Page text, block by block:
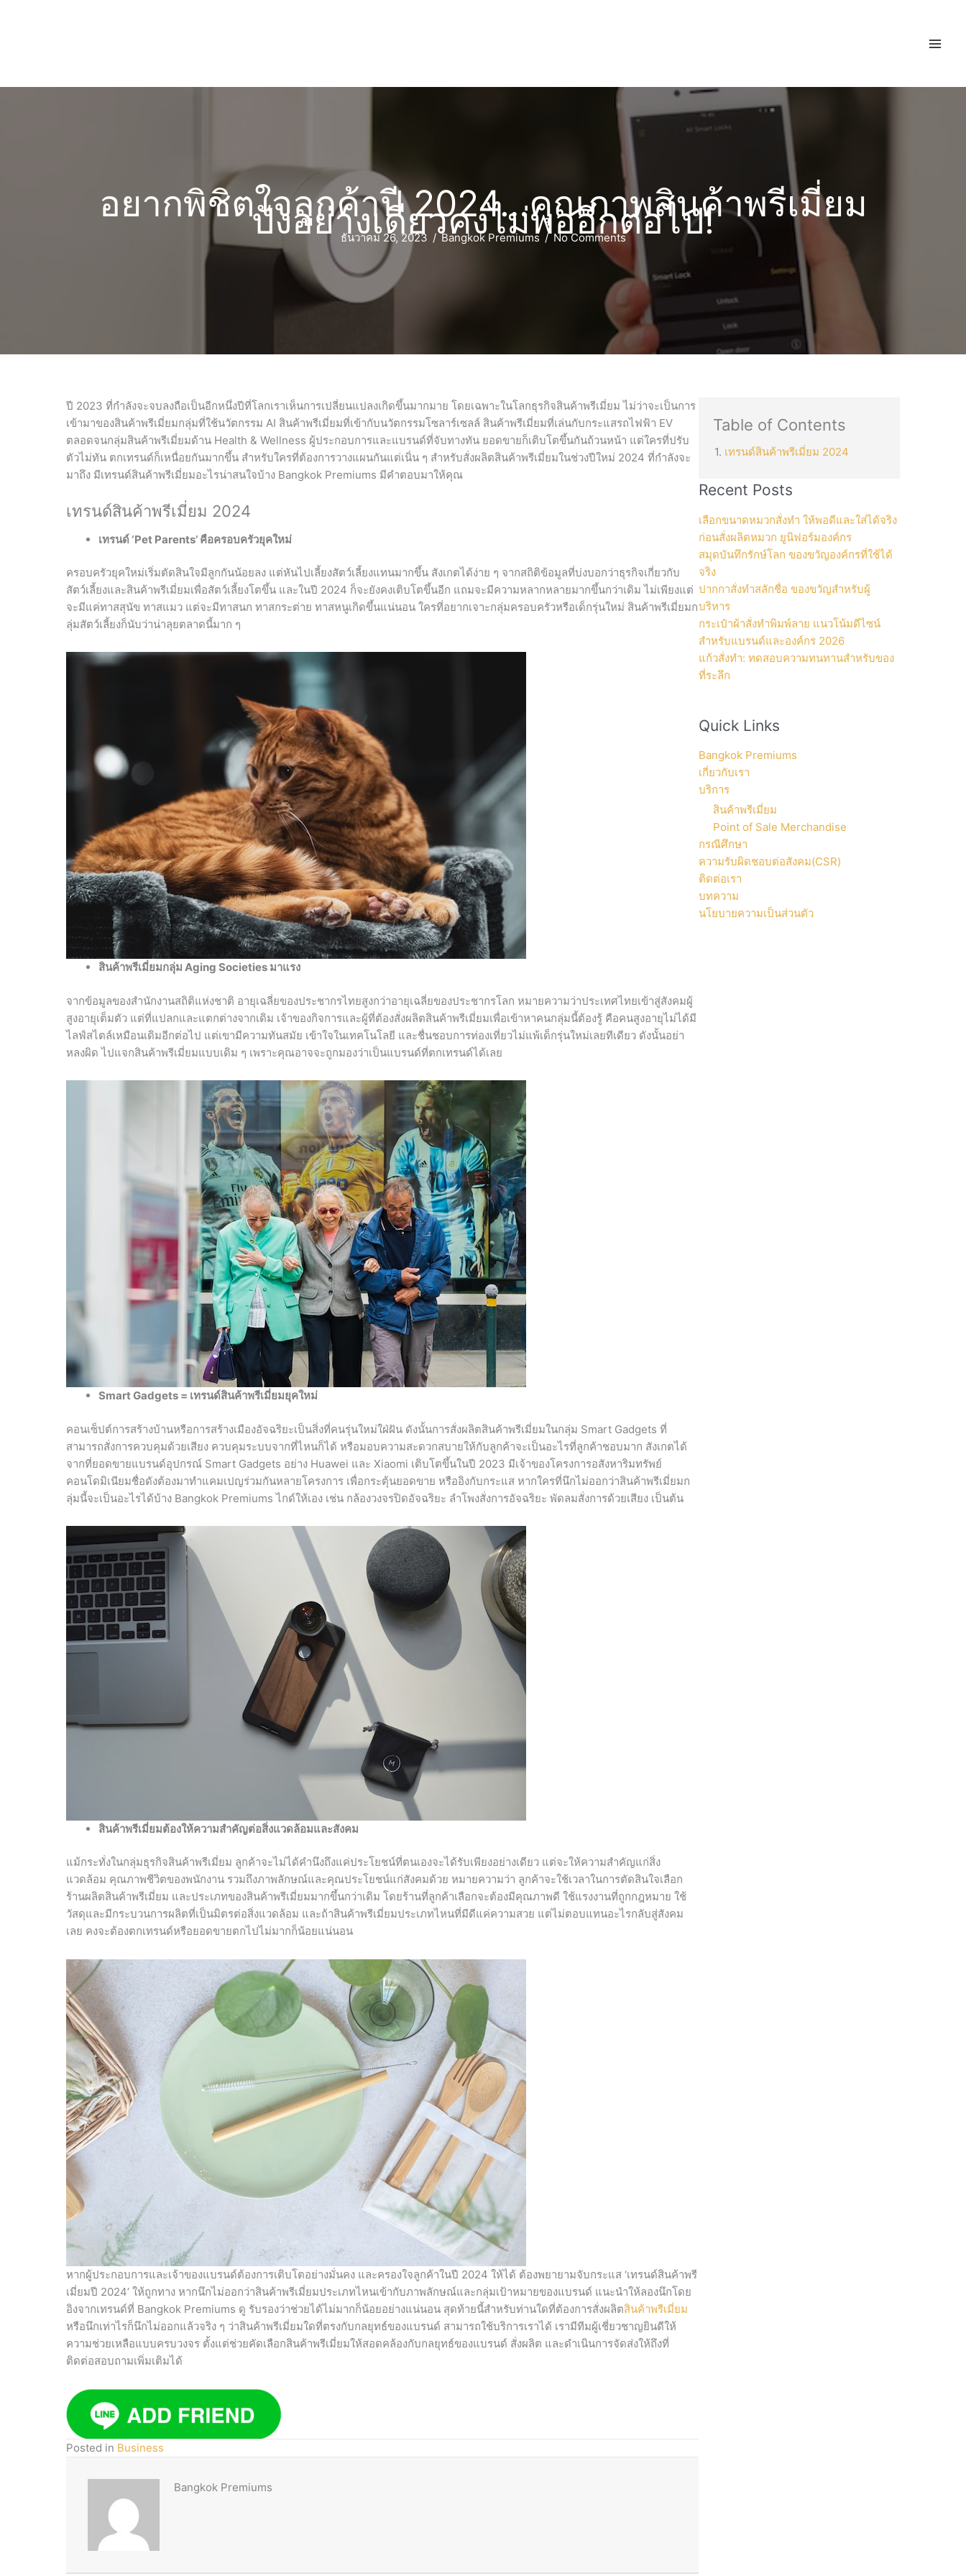
อยากพิชิตใจลูกค้าปี 2024…คุณภาพสินค้าพรีเมี่ยม
ปังอย่างเดียวคงไม่พออีกต่อไป!
ธันวาคม 26, 2023 /Bangkok Premiums / No Comments
ปี 2023 ที่กำลังจะจบลงถือเป็นอีกหนึ่งปีที่โลกเราเห็นการเปลี่ยนแปลงเกิดขึ้นมากมาย โดยเฉพาะในโลกธุรกิจสินค้าพรีเมี่ยม ไม่ว่าจะเป็นการ
เข้ามาของสินค้าพรีเมี่ยมกลุ่มที่ใช้นวัตกรรม AI สินค้าพรีเมี่ยมที่เข้ากับนวัตกรรมโซลาร์เซลล์ สินค้าพรีเมี่ยมที่เล่นกับกระแสรถไฟฟ้า EV
ตลอดจนกลุ่มสินค้าพรีเมี่ยมด้าน Health & Wellness ผู้ประกอบการและแบรนด์ที่จับทางทัน ยอดขายก็เติบโตขึ้นกันถ้วนหน้า แต่ใครที่ปรับ
ตัวไม่ทัน ตกเทรนด์ก็เหนื่อยกันมากขึ้น สำหรับใครที่ต้องการวางแผนกันแต่เนิ่น ๆ สำหรับสั่งผลิตสินค้าพรีเมี่ยมในช่วงปีใหม่ 2024 ที่กำลังจะ
มาถึง มีเทรนด์สินค้าพรีเมี่ยมอะไรน่าสนใจบ้าง Bangkok Premiums มีคำตอบมาให้คุณ
เทรนด์สินค้าพรีเมี่ยม 2024
เทรนด์ ‘Pet Parents’ คือครอบครัวยุคใหม่
ครอบครัวยุคใหม่เริ่มตัดสินใจมีลูกกันน้อยลง แต่หันไปเลี้ยงสัตว์เลี้ยงแทนมากขึ้น สังเกตได้ง่าย ๆ จากสถิติข้อมูลที่บ่งบอกว่าธุรกิจเกี่ยวกับ
สัตว์เลี้ยงและสินค้าพรีเมี่ยมเพื่อสัตว์เลี้ยงโตขึ้น และในปี 2024 ก็จะยังคงเติบโตขึ้นอีก แถมจะมีความหลากหลายมากขึ้นกว่าเดิม ไม่เพียงแต่
จะมีแค่ทาสสุนัข ทาสแมว แต่จะมีทาสนก ทาสกระต่าย ทาสหนูเกิดขึ้นแน่นอน ใครที่อยากเจาะกลุ่มครอบครัวหรือเด็กรุ่นใหม่ สินค้าพรีเมี่ยมก
ลุ่มสัตว์เลี้ยงก็นับว่าน่าลุยตลาดนี้มาก ๆ
สินค้าพรีเมี่ยมกลุ่ม Aging Societies มาแรง
จากข้อมูลของสำนักงานสถิติแห่งชาติ อายุเฉลี่ยของประชากรไทยสูงกว่าอายุเฉลี่ยของประชากรโลก หมายความว่าประเทศไทยเข้าสู่สังคมผู้
สูงอายุเต็มตัว แต่ที่แปลกและแตกต่างจากเดิม เจ้าของกิจการและผู้ที่ต้องสั่งผลิตสินค้าพรีเมี่ยมเพื่อเข้าหาคนกลุ่มนี้ต้องรู้ คือคนสูงอายุไม่ได้มี
ไลฟ์สไตล์เหมือนเดิมอีกต่อไป แต่เขามีความทันสมัย เข้าใจในเทคโนโลยี และชื่นชอบการท่องเที่ยวไม่แพ้เด็กรุ่นใหม่เลยทีเดียว ดังนั้นอย่า
หลงผิด ไปแจกสินค้าพรีเมี่ยมแบบเดิม ๆ เพราะคุณอาจจะถูกมองว่าเป็นแบรนด์ที่ตกเทรนด์ได้เลย
Smart Gadgets = เทรนด์สินค้าพรีเมี่ยมยุคใหม่
คอนเซ็ปต์การสร้างบ้านหรือการสร้างเมืองอัจฉริยะเป็นสิ่งที่คนรุ่นใหม่ใฝ่ฝัน ดังนั้นการสั่งผลิตสินค้าพรีเมี่ยมในกลุ่ม Smart Gadgets ที่
สามารถสั่งการควบคุมด้วยเสียง ควบคุมระบบจากที่ไหนก็ได้ หรือมอบความสะดวกสบายให้กับลูกค้าจะเป็นอะไรที่ลูกค้าชอบมาก สังเกตได้
จากที่ยอดขายแบรนด์อุปกรณ์ Smart Gadgets อย่าง Huawei และ Xiaomi เติบโตขึ้นในปี 2023 มีเจ้าของโครงการอสังหาริมทรัพย์
คอนโดมิเนียมชื่อดังต้องมาทำแคมเปญร่วมกันหลายโครงการ เพื่อกระตุ้นยอดขาย หรืออิงกับกระแส หากใครที่นึกไม่ออกว่าสินค้าพรีเมี่ยมก
ลุ่มนี้จะเป็นอะไรได้บ้าง Bangkok Premiums ไกด์ให้เอง เช่น กล้องวงจรปิดอัจฉริยะ ลำโพงสั่งการอัจฉริยะ พัดลมสั่งการด้วยเสียง เป็นต้น
สินค้าพรีเมี่ยมต้องให้ความสำคัญต่อสิ่งแวดล้อมและสังคม
แม้กระทั่งในกลุ่มธุรกิจสินค้าพรีเมี่ยม ลูกค้าจะไม่ได้คำนึงถึงแค่ประโยชน์ที่ตนเองจะได้รับเพียงอย่างเดียว แต่จะให้ความสำคัญแก่สิ่ง
แวดล้อม คุณภาพชีวิตของพนักงาน รวมถึงภาพลักษณ์และคุณประโยชน์แก่สังคมด้วย หมายความว่า ลูกค้าจะใช้เวลาในการตัดสินใจเลือก
ร้านผลิตสินค้าพรีเมี่ยม และประเภทของสินค้าพรีเมี่ยมมากขึ้นกว่าเดิม โดยร้านที่ลูกค้าเลือกจะต้องมีคุณภาพดี ใช้แรงงานที่ถูกกฎหมาย ใช้
วัสดุและมีกระบวนการผลิตที่เป็นมิตรต่อสิ่งแวดล้อม และถ้าสินค้าพรีเมี่ยมประเภทไหนที่มีดีแค่ความสวย แต่ไม่ตอบแทนอะไรกลับสู่สังคม
เลย คงจะต้องตกเทรนด์หรือยอดขายตกไปไม่มากก็น้อยแน่นอน
หากผู้ประกอบการและเจ้าของแบรนด์ต้องการเติบโตอย่างมั่นคง และครองใจลูกค้าในปี 2024 ให้ได้ ต้องพยายามจับกระแส ‘เทรนด์สินค้าพรี
เมี่ยมปี 2024’ ให้ถูกทาง หากนึกไม่ออกว่าสินค้าพรีเมี่ยมประเภทไหนเข้ากับภาพลักษณ์และกลุ่มเป้าหมายของแบรนด์ แนะนำให้ลองนึกโดย
อิงจากเทรนด์ที่ Bangkok Premiums ดู รับรองว่าช่วยได้ไม่มากก็น้อยอย่างแน่นอน สุดท้ายนี้สำหรับท่านใดที่ต้องการสั่งผลิตสินค้าพรีเมี่ยม
หรือนึกเท่าไรก็นึกไม่ออกแล้วจริง ๆ ว่าสินค้าพรีเมี่ยมใดที่ตรงกับกลยุทธ์ของแบรนด์ สามารถใช้บริการเราได้ เรามีทีมผู้เชี่ยวชาญยินดีให้
ความช่วยเหลือแบบครบวงจร ตั้งแต่ช่วยคัดเลือกสินค้าพรีเมี่ยมให้สอดคล้องกับกลยุทธ์ของแบรนด์ สั่งผลิต และดำเนินการจัดส่งให้ถึงที่
ติดต่อสอบถามเพิ่มเติมได้
Posted in Business
Bangkok Premiums
Table of Contents
เทรนด์สินค้าพรีเมี่ยม 2024
Recent Posts
เลือกขนาดหมวกสั่งทำ ให้พอดีและใส่ได้จริง
ก่อนสั่งผลิตหมวก ยูนิฟอร์มองค์กร
สมุดบันทึกรักษ์โลก ของขวัญองค์กรที่ใช้ได้
จริง
ปากกาสั่งทำสลักชื่อ ของขวัญสำหรับผู้
บริหาร
กระเป๋าผ้าสั่งทำพิมพ์ลาย แนวโน้มดีไซน์
สำหรับแบรนด์และองค์กร 2026
แก้วสั่งทำ: ทดสอบความทนทานสำหรับของ
ที่ระลึก
Quick Links
Bangkok Premiums
เกี่ยวกับเรา
บริการ
สินค้าพรีเมี่ยม
Point of Sale Merchandise
กรณีศึกษา
ความรับผิดชอบต่อสังคม(CSR)
ติดต่อเรา
บทความ
นโยบายความเป็นส่วนตัว